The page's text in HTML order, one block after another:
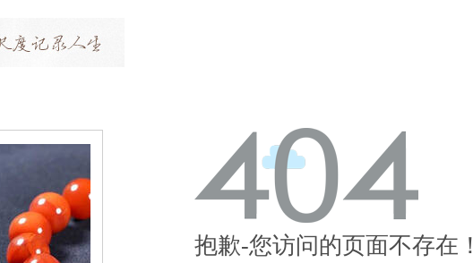
抱歉-您访问的页面不存在！